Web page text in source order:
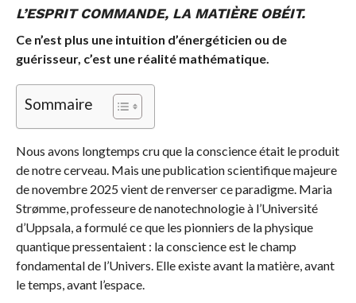
L’ESPRIT COMMANDE, LA MATIÈRE OBÉIT.
Ce n’est plus une intuition d’énergéticien ou de
guérisseur, c’est une réalité mathématique.
Sommaire
Nous avons longtemps cru que la conscience était le produit
de notre cerveau. Mais une publication scientifique majeure
de novembre 2025 vient de renverser ce paradigme. Maria
Strømme, professeure de nanotechnologie à l’Université
d’Uppsala, a formulé ce que les pionniers de la physique
quantique pressentaient : la conscience est le champ
fondamental de l’Univers. Elle existe avant la matière, avant
le temps, avant l’espace.